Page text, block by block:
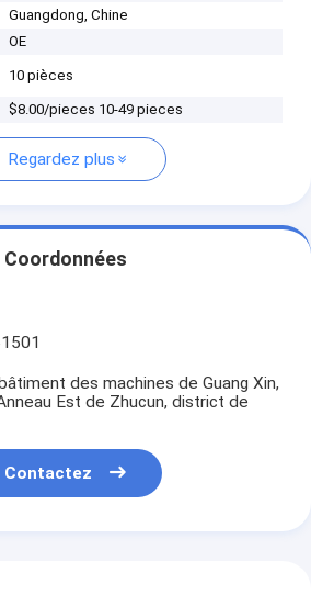
Guangdong, Chine
OE
10 pièces
$8.00/pieces 10-49 pieces
Regardez plus
Coordonnées
des machines de Guang Xin,
Est de Zhucun, district de
Contactez